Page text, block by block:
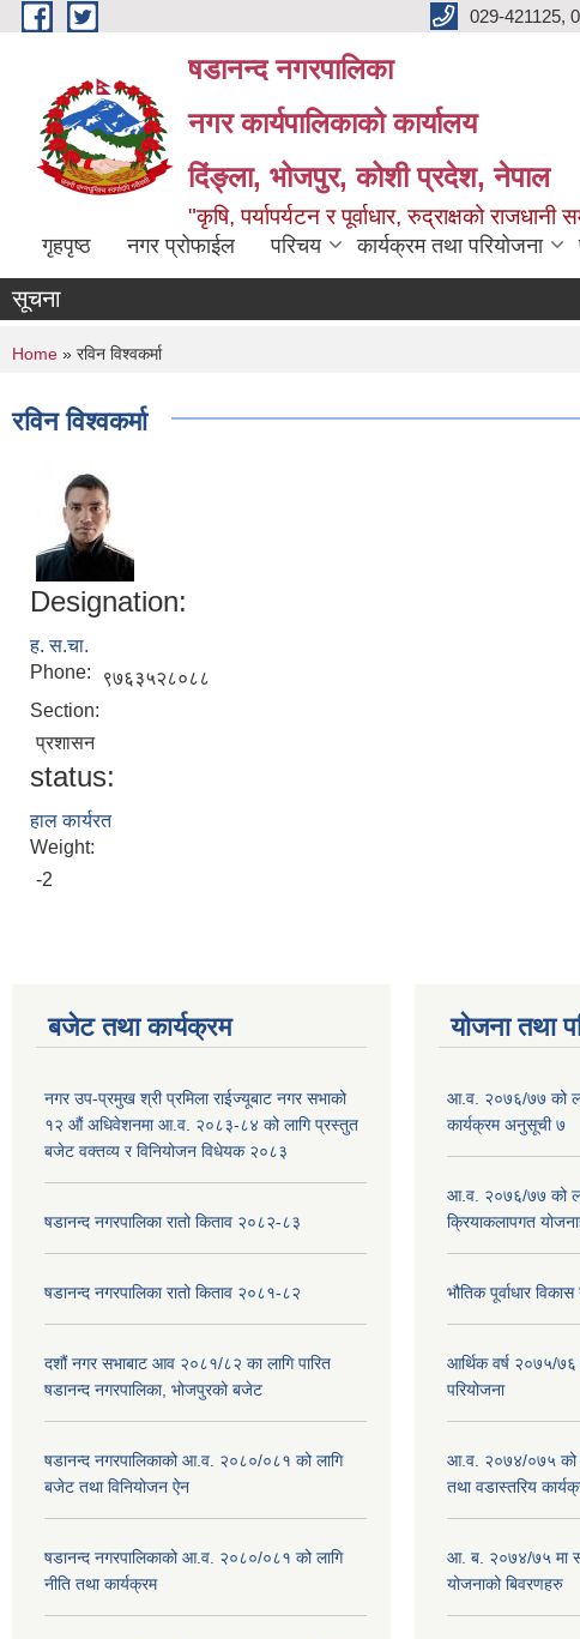
Skip to main content 029-421125,
षडानन्द नगरपालिका
नगर कार्यपालिकाको कार्यालय
दिंङ्ला, भोजपुर, कोशी प्रदेश, नेपाल
"कृषि, पर्यापर्यटन र पूर्वाधार, रुद्राक्षको राजधानी
गृहपृष्ठ नगर प्रोफाईल परिचय कार्यक्रम तथा परियोजना
सूचना
You are here
Home » रविन विश्वकर्मा
रविन विश्वकर्मा
Designation:
ह. स.चा.
Phone:
९७६३५२८०८८
Section:
प्रशासन
status:
हाल कार्यरत
Weight:
-2
बजेट तथा कार्यक्रम
नगर उप-प्रमुख श्री प्रमिला राईज्यूबाट नगर सभाको
१२ ‍औं अधिवेशनमा आ.व. २०८३-८४ को लागि प्रस्तुत
बजेट वक्तव्य र विनियोजन विधेयक २०८३
षडानन्द नगरपालिका रातो किताव २०८२-८३
षडानन्द नगरपालिका रातो किताव २०८१-८२
दशौं नगर सभाबाट आव २०८१/८२ का लागि पारित
षडानन्द नगरपालिका, भोजपुरको बजेट
षडानन्द नगरपालिकाको आ.व. २०८०/०८१ को लागि
बजेट तथा विनियोजन ऐन
षडानन्द नगरपालिकाको आ.व. २०८०/०८१ को लागि
नीति तथा कार्यक्रम
योजना तथा
आ.व. २०७६/७७ को
कार्यक्रम अनुसूची ७
आ.व. २०७६/७७ को
क्रियाकलापगत
भौतिक पूर्वाधार
आर्थिक वर्ष २०७५/
परियोजना
आ.व. २०७४/०७५ को
तथा वडास्तरिय
आ. ब. २०७४/७५ मा
योजनाको बिवरणहरु